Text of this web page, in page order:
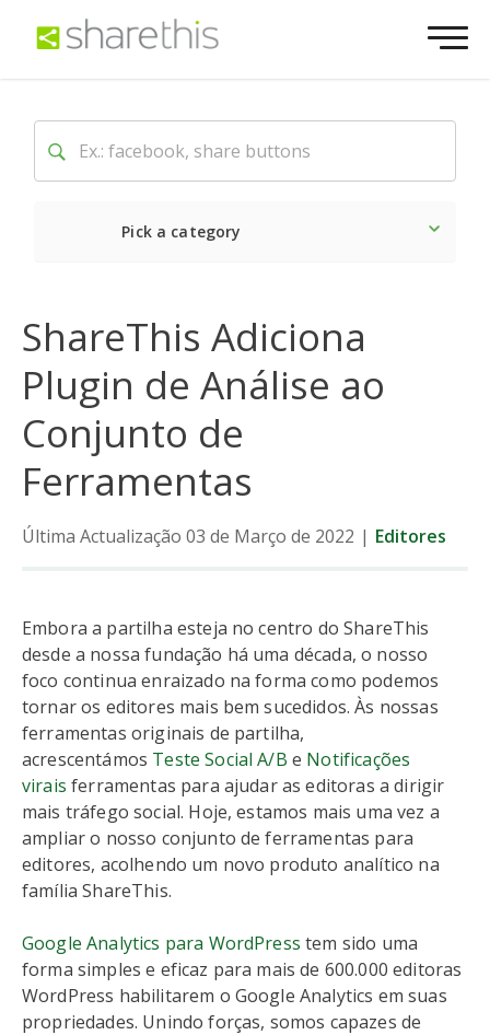
Pick a category
ShareThis Adiciona
Plugin de Análise ao
Conjunto de
Ferramentas
Última Actualização 03 de Março de 2022 | Editores
Embora a partilha esteja no centro do ShareThis
desde a nossa fundação há uma década, o nosso
foco continua enraizado na forma como podemos
tornar os editores mais bem sucedidos. Às nossas
ferramentas originais de partilha,
acrescentámos Teste Social A/B e Notificações
virais ferramentas para ajudar as editoras a dirigir
mais tráfego social. Hoje, estamos mais uma vez a
ampliar o nosso conjunto de ferramentas para
editores, acolhendo um novo produto analítico na
família ShareThis.
Google Analytics para WordPress tem sido uma
forma simples e eficaz para mais de 600.000 editoras
WordPress habilitarem o Google Analytics em suas
propriedades. Unindo forças, somos capazes de